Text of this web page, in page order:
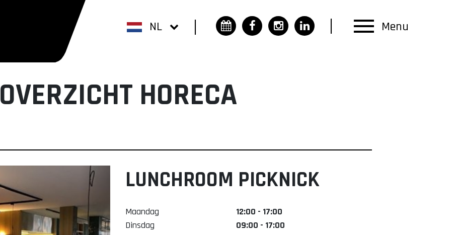
NL Menu
OVERZICHT HORECA
LUNCHROOM PICKNICK
Maandag
12:00 - 17:00
Dinsdag
09:00 - 17:00